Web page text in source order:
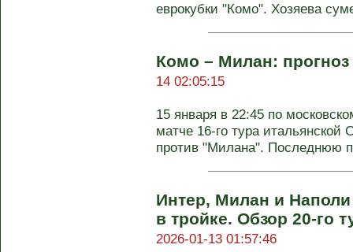
еврокубки "Комо". Хозяева
Комо – Милан:
14 02:05:15
15 января в 22:45 по
матче 16-го тура
против "Милана". Последнюю
Интер, Милан и
в тройке. Обзор 20-го
2026-01-13 01:57:46